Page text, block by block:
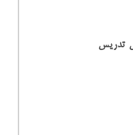
تدریس